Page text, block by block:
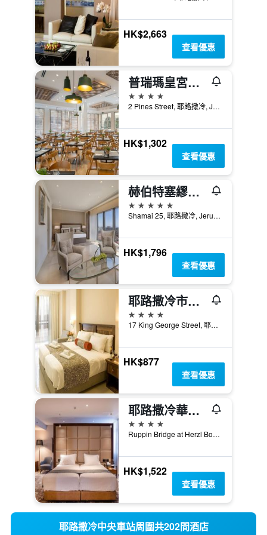
HK$2,663
查看優惠
普瑞瑪皇宮飯店
4星級
2 Pines Street, 耶路撒冷, Jerusalem District, 以色列
HK$1,302
查看優惠
赫伯特塞繆爾耶路撒冷酒店 - 耶路撒冷
5星級
Shamai 25, 耶路撒冷, Jerusalem District, 以色列
HK$1,796
查看優惠
耶路撒冷市中心酒店
4星級
17 King George Street, 耶路撒冷, Jerusalem District, 以色列
HK$877
查看優惠
耶路撒冷華美達酒店
4星級
Ruppin Bridge at Herzl Boulevard Jerusalem 91033 IL, 耶路撒冷, Jerusalem District, 以色列
HK$1,522
查看優惠
耶路撒冷中央車站周圍共202間酒店